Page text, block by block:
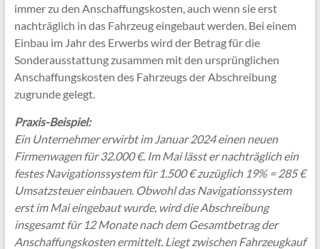
immer zu den Anschaffungskosten, auch wenn sie erst
nachträglich in das Fahrzeug eingebaut werden. Bei einem
Einbau im Jahr des Erwerbs wird der Betrag für die
Sonderausstattung zusammen mit den ursprünglichen
Anschaffungskosten des Fahrzeugs der Abschreibung
zugrunde gelegt.
Praxis-Beispiel:
Ein Unternehmer erwirbt im Januar 2024 einen neuen
Firmenwagen für 32.000 €. Im Mai lässt er nachträglich ein
festes Navigationssystem für 1.500 € zuzüglich 19% = 285 €
Umsatzsteuer einbauen. Obwohl das Navigationssystem
erst im Mai eingebaut wurde, wird die Abschreibung
insgesamt für 12 Monate nach dem Gesamtbetrag der
Anschaffungskosten ermittelt. Liegt zwischen Fahrzeugkauf